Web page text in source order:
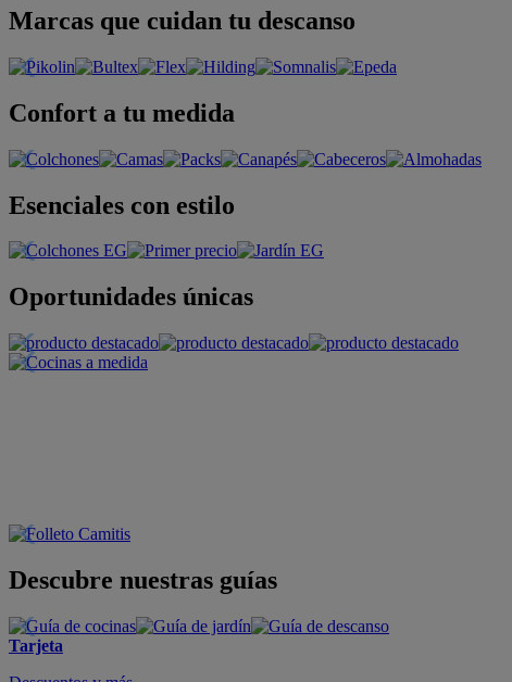
Marcas que cuidan tu descanso
Confort a tu medida
Esenciales con estilo
Oportunidades únicas
Descubre nuestras guías
Tarjeta